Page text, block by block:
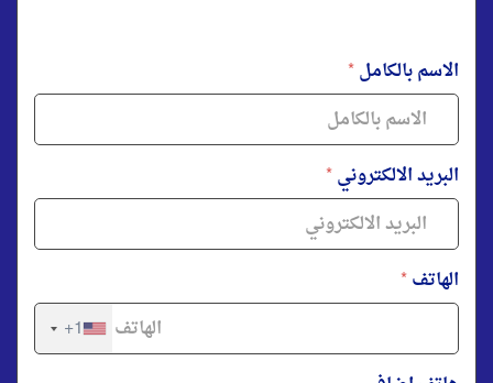
الاسم بالكامل*
البريد الالكتروني*
الهاتف*
+1